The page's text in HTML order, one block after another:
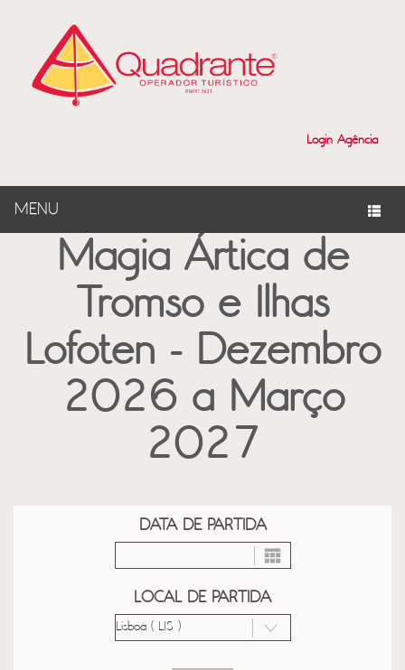
Login Agência
MENU
Magia Ártica de
Tromso e Ilhas
Lofoten - Dezembro
2026 a Março
2027
DATA DE PARTIDA
LOCAL DE PARTIDA